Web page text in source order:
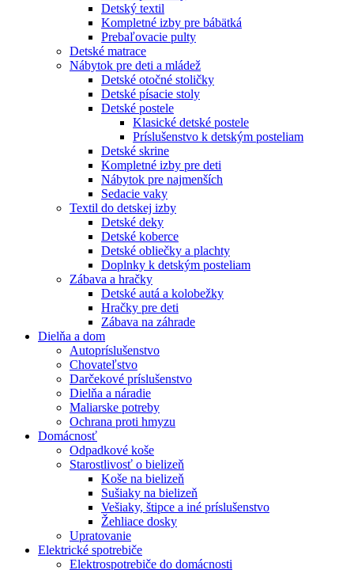
Detský textil
Kompletné izby pre bábätká
Prebaľovacie pulty
Detské matrace
Nábytok pre deti a mládež
Detské otočné stoličky
Detské písacie stoly
Detské postele
Klasické detské postele
Príslušenstvo k detským posteliam
Detské skrine
Kompletné izby pre deti
Nábytok pre najmenších
Sedacie vaky
Textil do detskej izby
Detské deky
Detské koberce
Detské obliečky a plachty
Doplnky k detským posteliam
Zábava a hračky
Detské autá a kolobežky
Hračky pre deti
Zábava na záhrade
Dielňa a dom
Autopríslušenstvo
Chovateľstvo
Darčekové príslušenstvo
Dielňa a náradie
Maliarske potreby
Ochrana proti hmyzu
Domácnosť
Odpadkové koše
Starostlivosť o bielizeň
Koše na bielizeň
Sušiaky na bielizeň
Vešiaky, štipce a iné príslušenstvo
Žehliace dosky
Upratovanie
Elektrické spotrebiče
Elektrospotrebiče do domácnosti